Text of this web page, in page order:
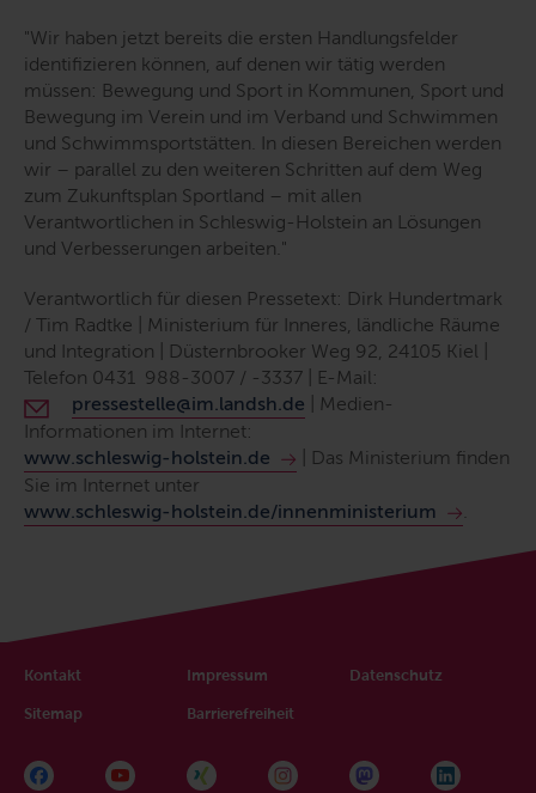
"Wir haben jetzt bereits die ersten Handlungsfelder
identifizieren können, auf denen wir tätig werden
müssen: Bewegung und Sport in Kommunen, Sport und
Bewegung im Verein und im Verband und Schwimmen
und Schwimmsportstätten. In diesen Bereichen werden
wir – parallel zu den weiteren Schritten auf dem Weg
zum Zukunftsplan Sportland – mit allen
Verantwortlichen in Schleswig-Holstein an Lösungen
und Verbesserungen arbeiten."
Verantwortlich für diesen Pressetext: Dirk Hundertmark
/ Tim Radtke | Ministerium für Inneres, ländliche Räume
und Integration | Düsternbrooker Weg 92, 24105 Kiel |
Telefon 0431 988-3007 / -3337 | E-Mail:
pressestelle@im.landsh.de | Medien-
Informationen im Internet:
www.schleswig-holstein.de
| Das Ministerium finden
Sie im Internet unter
www.schleswig-holstein.de/innenministerium
Kontakt Impressum Datenschutz
Sitemap Barrierefreiheit